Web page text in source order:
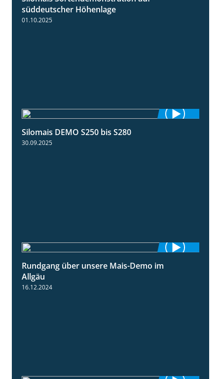
süddeutscher Höhenlage
01.10.2025
Silomais DEMO S250 bis S280
30.09.2025
Rundgang über unsere Mais-Demo im
Allgäu
16.12.2024